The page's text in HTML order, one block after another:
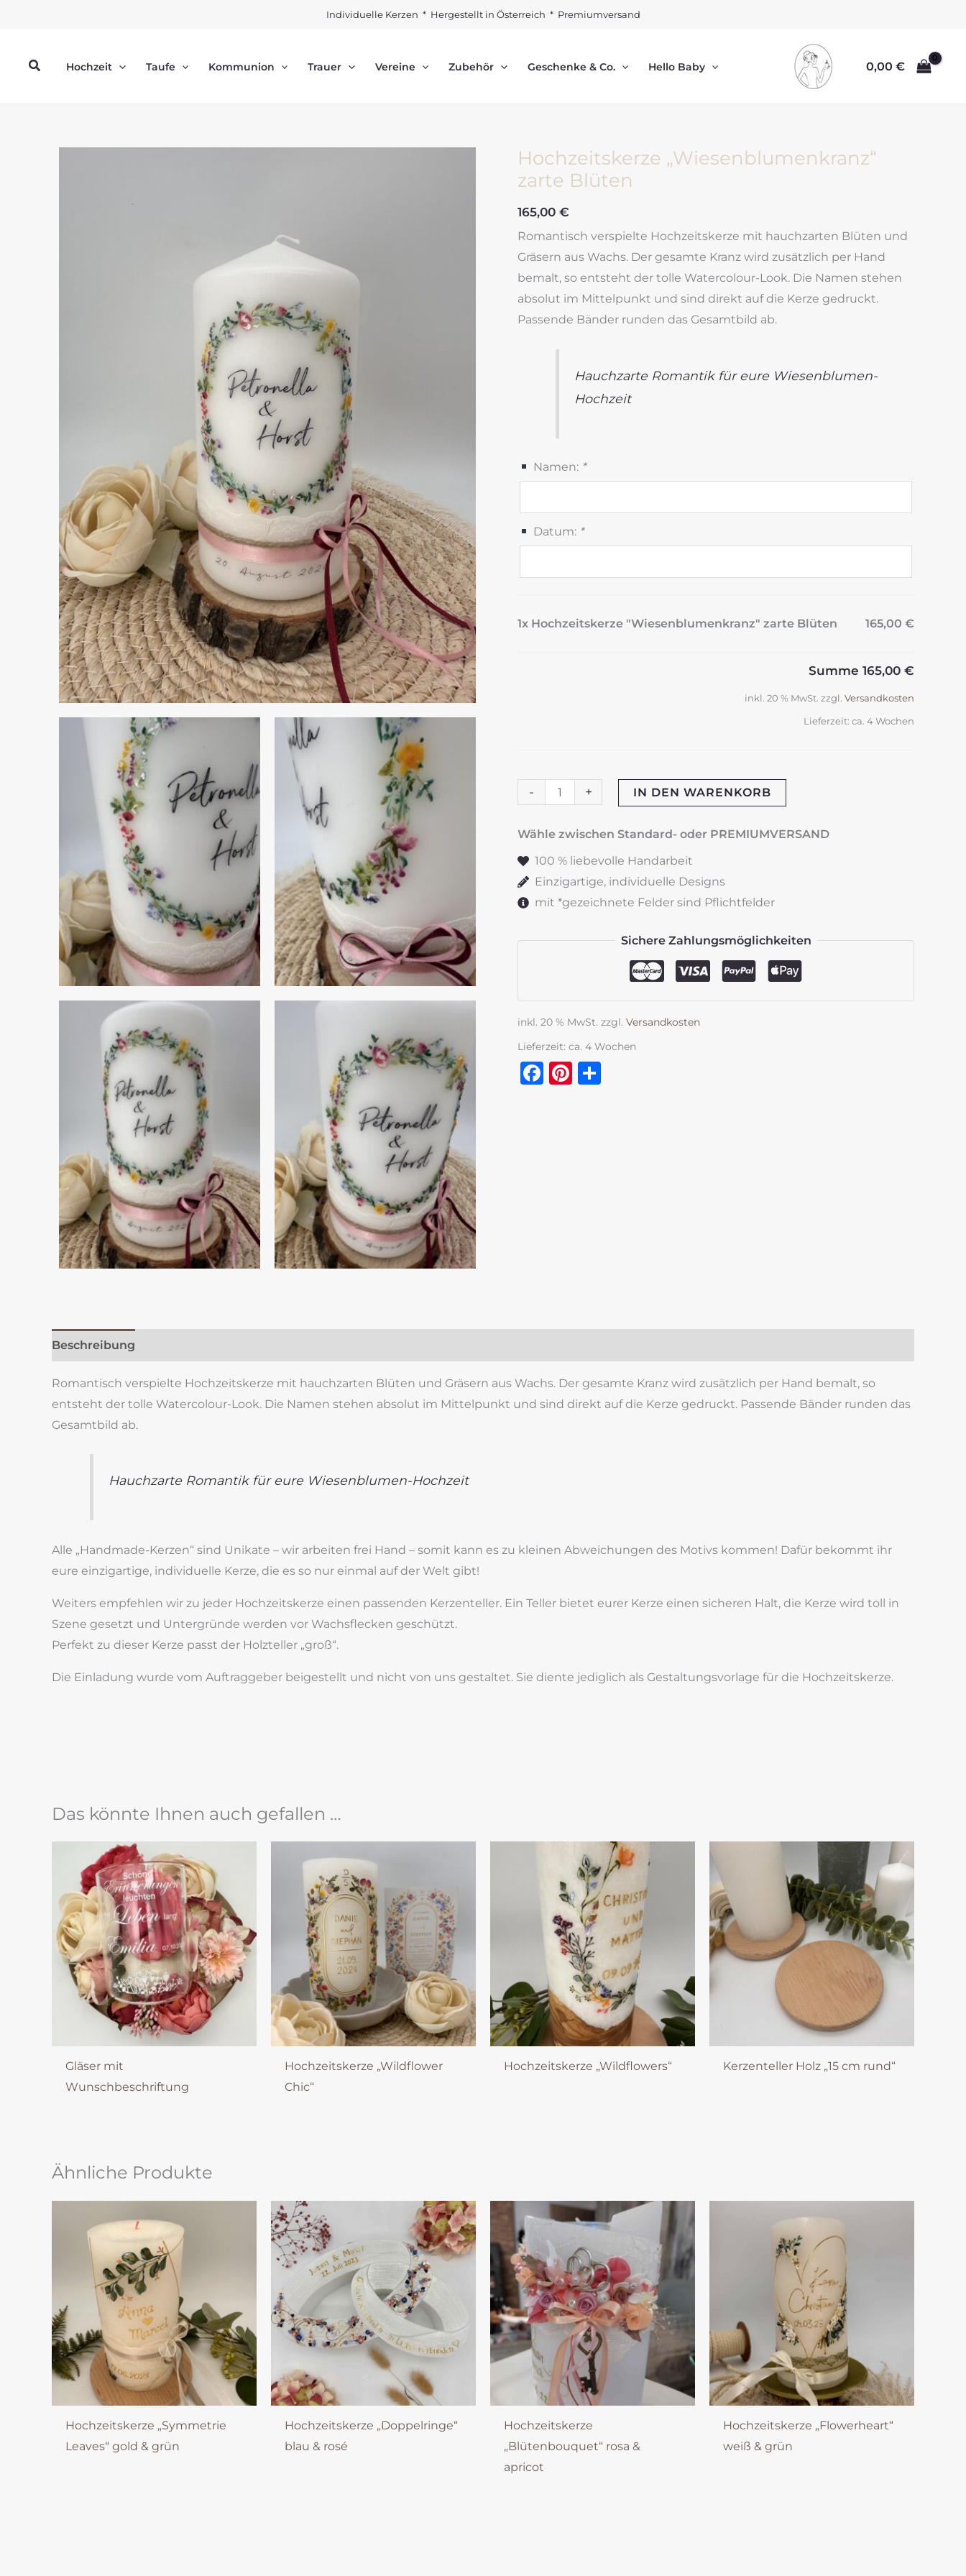
Individuelle Kerzen * Hergestellt in Österreich * Premiumversand
SuchenHochzeit Taufe Kommunion Trauer Vereine Zubehör Geschenke & Co. Hello Baby 0,00 €
Hochzeitskerze „Wiesenblumenkranz“
zarte Blüten
165,00 €
Romantisch verspielte Hochzeitskerze mit hauchzarten Blüten und
Gräsern aus Wachs. Der gesamte Kranz wird zusätzlich per Hand
bemalt, so entsteht der tolle Watercolour-Look. Die Namen stehen
absolut im Mittelpunkt und sind direkt auf die Kerze gedruckt.
Passende Bänder runden das Gesamtbild ab.
Hauchzarte Romantik für eure Wiesenblumen-
Hochzeit
Namen: *
Datum: *
1x Hochzeitskerze "Wiesenblumenkranz" zarte Blüten 165,00 €
Summe 165,00 €
inkl. 20 % MwSt. zzgl. Versandkosten
Lieferzeit: ca. 4 Wochen
-
Hochzeitskerze
"Wiesenblumenkranz"
zarte
+ IN DEN WARENKORB
Wähle zwischen Standard- oder PREMIUMVERSAND
100 % liebevolle Handarbeit
Einzigartige, individuelle Designs
mit *gezeichnete Felder sind Pflichtfelder
Sichere Zahlungsmöglichkeiten
inkl. 20 % MwSt. zzgl. Versandkosten
Lieferzeit: ca. 4 Wochen
Facebook
Pinterest
Beschreibung
Romantisch verspielte Hochzeitskerze mit hauchzarten Blüten und Gräsern aus Wachs. Der gesamte Kranz wird zusätzlich per Hand bemalt, so
entsteht der tolle Watercolour-Look. Die Namen stehen absolut im Mittelpunkt und sind direkt auf die Kerze gedruckt. Passende Bänder runden das
Gesamtbild ab.
Hauchzarte Romantik für eure Wiesenblumen-Hochzeit
Alle „Handmade-Kerzen“ sind Unikate – wir arbeiten frei Hand – somit kann es zu kleinen Abweichungen des Motivs kommen! Dafür bekommt ihr
eure einzigartige, individuelle Kerze, die es so nur einmal auf der Welt gibt!
Weiters empfehlen wir zu jeder Hochzeitskerze einen passenden Kerzenteller. Ein Teller bietet eurer Kerze einen sicheren Halt, die Kerze wird toll in
Szene gesetzt und Untergründe werden vor Wachsflecken geschützt.
Perfekt zu dieser Kerze passt der Holzteller „groß“.
Die Einladung wurde vom Auftraggeber beigestellt und nicht von uns gestaltet. Sie diente jediglich als Gestaltungsvorlage für die Hochzeitskerze.
Das könnte Ihnen auch gefallen …
Gläser mit
Wunschbeschriftung
Hochzeitskerze „Wildflower
Chic“
Hochzeitskerze „Wildflowers“ Kerzenteller Holz „15 cm rund“
Ähnliche Produkte
Hochzeitskerze „Symmetrie
Leaves“ gold & grün
Hochzeitskerze „Doppelringe“
blau & rosé
Hochzeitskerze
„Blütenbouquet“ rosa &
apricot
Hochzeitskerze „Flowerheart“
weiß & grün